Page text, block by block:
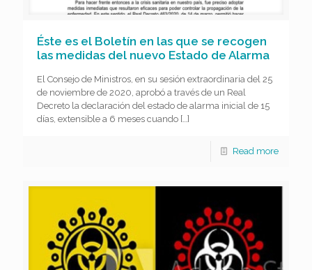
Éste es el Boletín en las que se recogen
las medidas del nuevo Estado de Alarma
El Consejo de Ministros, en su sesión extraordinaria del 25
de noviembre de 2020, aprobó a través de un Real
Decreto la declaración del estado de alarma inicial de 15
días, extensible a 6 meses cuando […]
Read more